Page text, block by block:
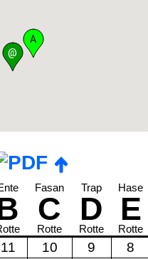
@
A
Fasan
C
Rotte
Trap
D
Rotte
Hase
E
Rotte
11 10 9
8